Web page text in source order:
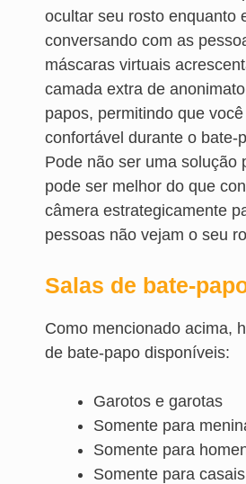
ocultar seu rosto enquanto
conversando com as
máscaras virtuais
camada extra de
papos, permitindo que
confortável durante o bate-
Pode não ser uma solução
pode ser melhor do que
câmera estrategicamente
pessoas não vejam o seu
Salas de bate-
Como mencionado acima,
de bate-papo disponíveis:
Garotos e garotas
Somente para
Somente para
Somente para casais